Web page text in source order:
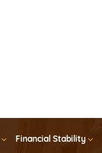
Financial Stability